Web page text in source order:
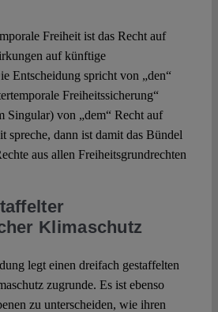
Freiheit ist das Recht auf
auf künftige
Entscheidung spricht von „den“
Freiheitssicherung“
Singular) von „dem“ Recht auf
spreche, dann ist damit das Bündel
aus allen Freiheitsgrundrechten
Klimaschutz
legt einen dreifach gestaffelten
zugrunde. Es ist ebenso
zu unterscheiden, wie ihren